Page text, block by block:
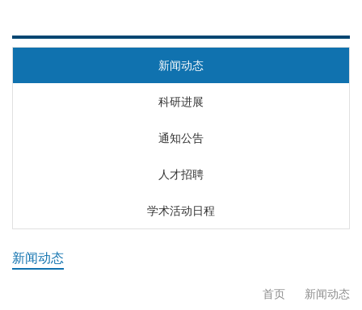
新闻动态
科研进展
通知公告
人才招聘
学术活动日程
新闻动态
首页 新闻动态